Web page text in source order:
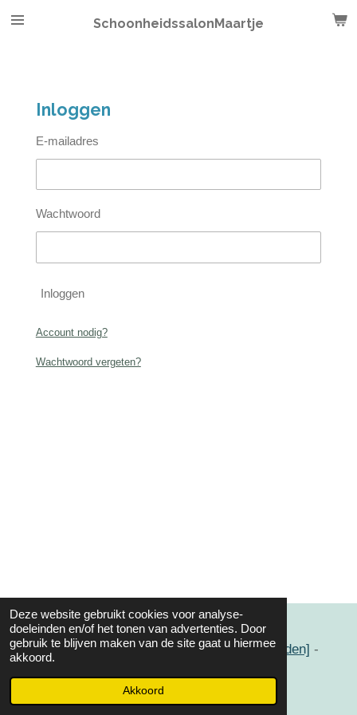
Deze website gebruikt cookies voor analyse-
doeleinden en/of het tonen van advertenties. Door
gebruik te blijven maken van de site gaat u hiermee
akkoord.
Akkoord
Ga
SchoonheidssalonMaartje
Inloggen
E-mailadres
Wachtwoord
Inloggen
Account nodig?
Wachtwoord vergeten?
[Home]-[Contact]-[Algemene voorwaarden] -